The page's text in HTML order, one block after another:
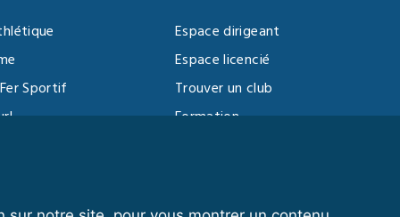
Sportif
Espace dirigeant
Espace licencié
Trouver un club
Formation